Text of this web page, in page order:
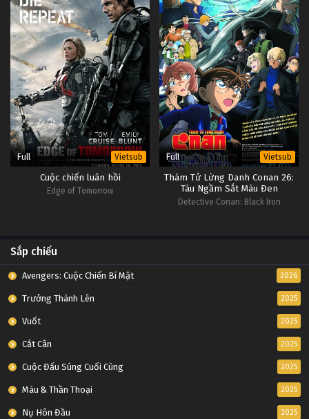
Full Vietsub
Cuộc chiến luân hồi
Edge of Tomorrow
Full Vietsub
Thám Tử Lừng Danh Conan 26:
Tàu Ngầm Sắt Màu Đen
Detective Conan: Black Iron
Sắp chiếu
Avengers: Cuộc Chiến Bí Mật 2026
Trưởng Thành Lên 2025
Vuốt 2025
Cắt Cân 2025
Cuộc Đấu Súng Cuối Cùng 2025
Máu & Thần Thoại 2025
Nụ Hôn Đầu 2025